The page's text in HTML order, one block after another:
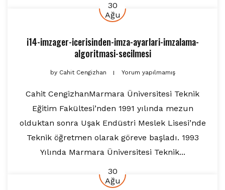
30
Ağu
i14-imzager-icerisinden-imza-ayarlari-imzalama-
algoritmasi-secilmesi
byCahit Cengizhan Yorum yapılmamış
Cahit CengizhanMarmara Üniversitesi Teknik
Eğitim Fakültesi’nden 1991 yılında mezun
olduktan sonra Uşak Endüstri Meslek Lisesi’nde
Teknik öğretmen olarak göreve başladı. 1993
Yılında Marmara Üniversitesi Teknik...
30
Ağu